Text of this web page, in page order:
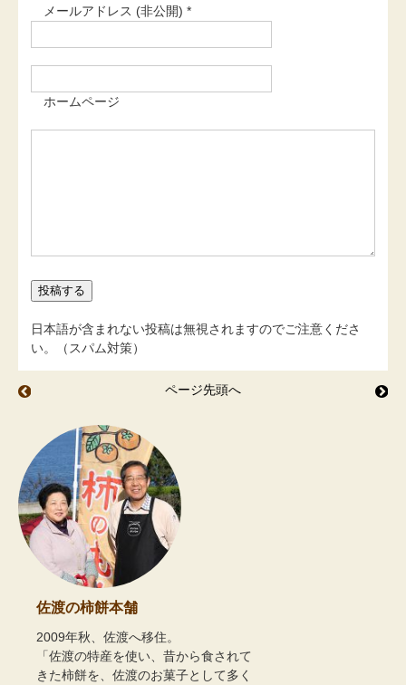
メールアドレス (非公開) *
ホームページ
日本語が含まれない投稿は無視されますのでご注意くださ
い。（スパム対策）
ページ先頭へ
佐渡の柿餅本舗
2009年秋、佐渡へ移住。
「佐渡の特産を使い、昔から食されて
きた柿餅を、佐渡のお菓子として多く